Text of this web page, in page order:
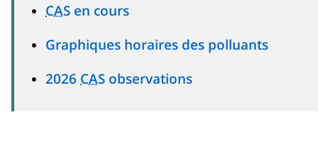
CAS en cours
Graphiques horaires des polluants
2026 CAS observations